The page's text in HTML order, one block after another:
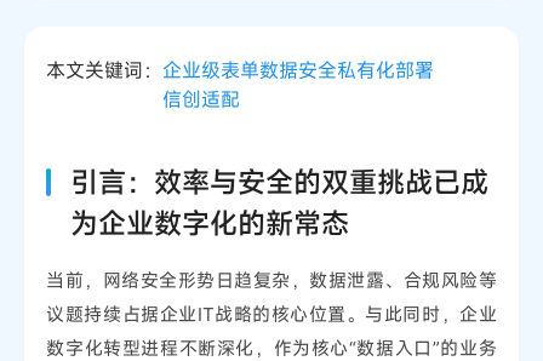
本文关键词： 企业级表单数据安全私有化部署
信创适配
引言：效率与安全的双重挑战已成
为企业数字化的新常态
当前，网络安全形势日趋复杂，数据泄露、合规风险等
议题持续占据企业IT战略的核心位置。与此同时，企业
数字化转型进程不断深化，作为核心“数据入口”的业务